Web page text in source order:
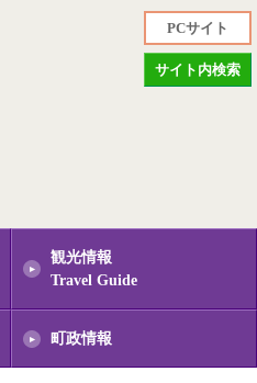
PCサイト
サイト内検索
観光情報
Travel Guide
町政情報